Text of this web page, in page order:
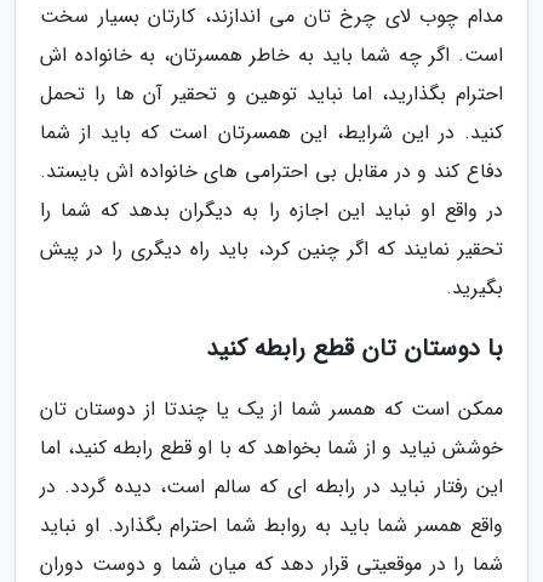
مدام چوب لای چرخ تان می اندازند، کارتان بسیار سخت
است. اگر چه شما باید به خاطر همسرتان، به خانواده اش
احترام بگذارید، اما نباید توهین و تحقیر آن ها را تحمل
کنید. در این شرایط، این همسرتان است که باید از شما
دفاع کند و در مقابل بی احترامی های خانواده اش بایستد.
در واقع او نباید این اجازه را به دیگران بدهد که شما را
تحقیر نمایند که اگر چنین کرد، باید راه دیگری را در پیش
بگیرید.
با دوستان تان قطع رابطه کنید
ممکن است که همسر شما از یک یا چندتا از دوستان تان
خوشش نیاید و از شما بخواهد که با او قطع رابطه کنید، اما
این رفتار نباید در رابطه ای که سالم است، دیده گردد. در
واقع همسر شما باید به روابط شما احترام بگذارد. او نباید
شما را در موقعیتی قرار دهد که میان شما و دوست دوران